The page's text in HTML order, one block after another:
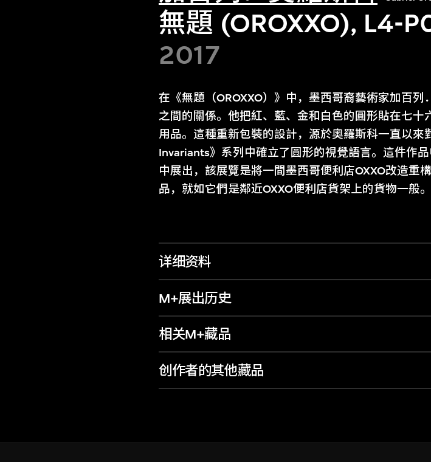
無題 (OROXXO), L4-
2017
在《無題（OROXXO）》中，墨西哥裔藝術家加百
之間的關係。他把紅、藍、金和白色的圓形貼在七
用品。這種重新包裝的設計，源於奧羅斯科一直以
Invariants》系列中確立了圓形的視覺語言。這件作
中展出，該展覽是將一間墨西哥便利店OXXO改造重
品，就如它們是鄰近OXXO便利店貨架上的貨物一般。
详细资料
M+展出历史
相关M+藏品
创作者的其他藏品